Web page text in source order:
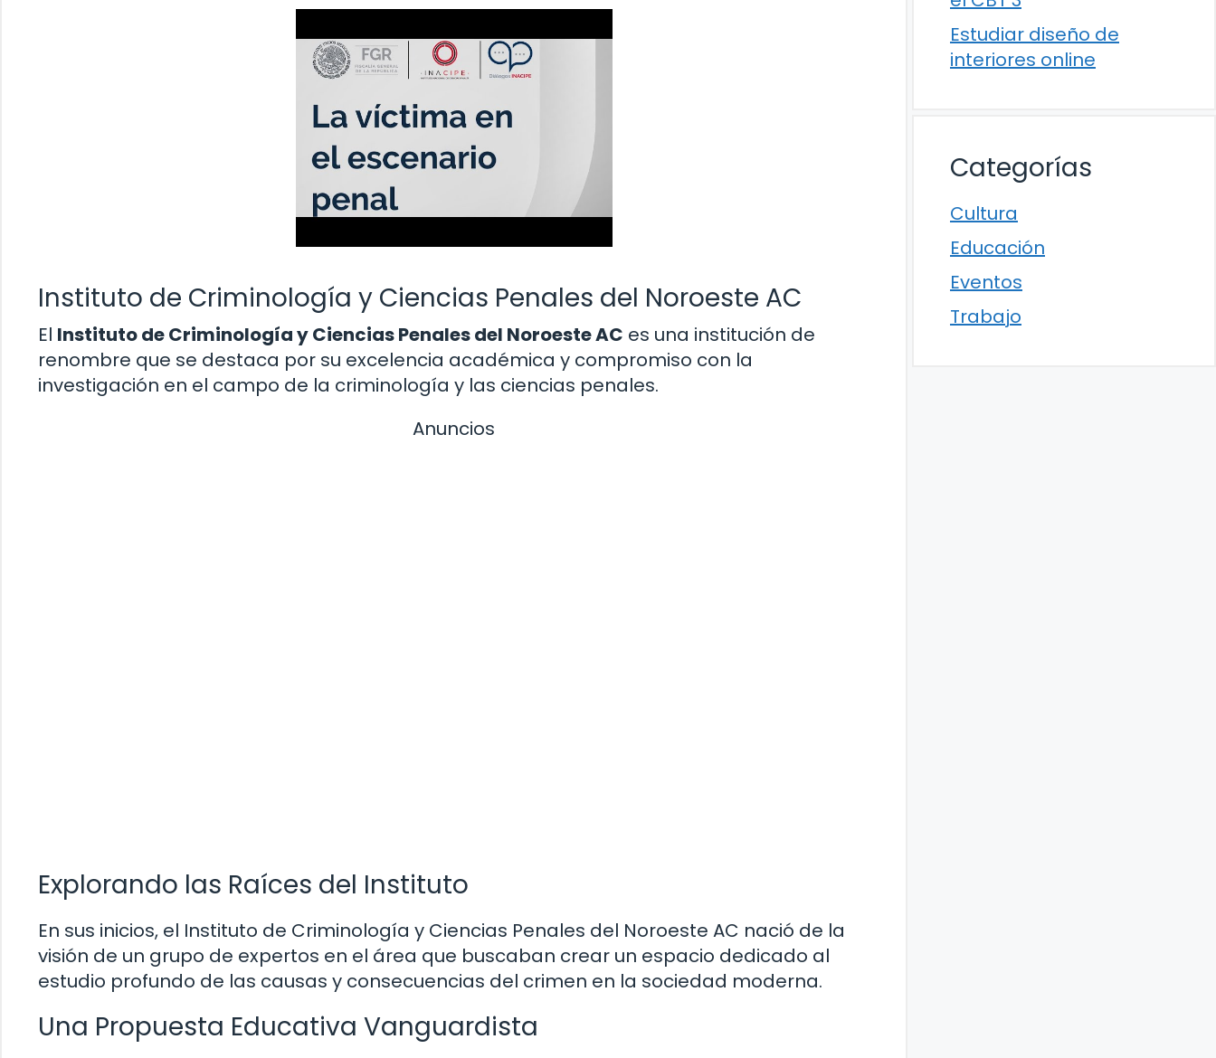
Instituto de Criminología y Ciencias Penales del Noroeste AC
El Instituto de Criminología y Ciencias Penales del Noroeste AC es una institución de
renombre que se destaca por su excelencia académica y compromiso con la
investigación en el campo de la criminología y las ciencias penales.
Anuncios
Explorando las Raíces del Instituto
En sus inicios, el Instituto de Criminología y Ciencias Penales del Noroeste AC nació de la
visión de un grupo de expertos en el área que buscaban crear un espacio dedicado al
estudio profundo de las causas y consecuencias del crimen en la sociedad moderna.
Una Propuesta Educativa Vanguardista
Estudiar diseño de
interiores online
Categorías
Cultura
Educación
Eventos
Trabajo